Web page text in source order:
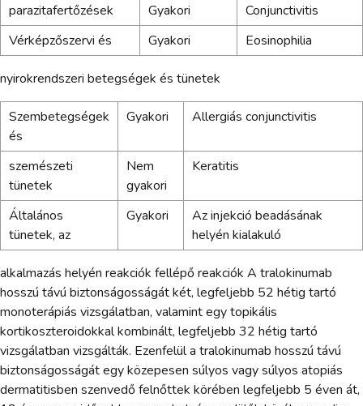
parazitafertőzések
Gyakori
Conjunctivitis
Vérképzőszervi és
Gyakori Eosinophilia
nyirokrendszeri betegségek és tünetek
Szembetegségek
és
Gyakori Allergiás conjunctivitis
szemészeti
tünetek
Nem
gyakori
Keratitis
Általános
tünetek, az
Gyakori
Az injekció beadásának
helyén kialakuló
alkalmazás helyén reakciók fellépő reakciók A tralokinumab
hosszú távú biztonságosságát két, legfeljebb 52 hétig tartó
monoterápiás vizsgálatban, valamint egy topikális
kortikoszteroidokkal kombinált, legfeljebb 32 hétig tartó
vizsgálatban vizsgálták. Ezenfelül a tralokinumab hosszú távú
biztonságosságát egy közepesen súlyos vagy súlyos atopiás
dermatitisben szenvedő felnőttek körében legfeljebb 5 éven át,